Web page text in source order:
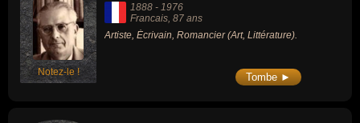
Notez-le !
1888 - 1976
Francais, 87 ans
Artiste, Écrivain, Romancier (Art, Littérature).
Tombe ►